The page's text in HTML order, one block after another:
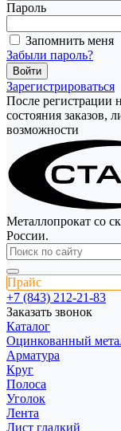
Пароль
Запомнить меня
Забыли пароль?
Зарегистрироваться
После регистрации
состояния заказов,
возможности
Металлопрокат со
России.
Прайс
+7 (843) 212-21-83
Заказать звонок
Каталог
Оцинкованный
Арматура
Круг
Полоса
Уголок
Лента
Лист гладкий